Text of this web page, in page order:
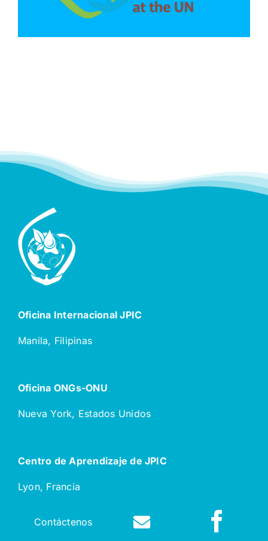
Oficina Internacional JPIC
Manila, Filipinas
Oficina ONGs-ONU
Nueva York, Estados Unidos
Centro de Aprendizaje de JPIC
Lyon, Francia
Contáctenos